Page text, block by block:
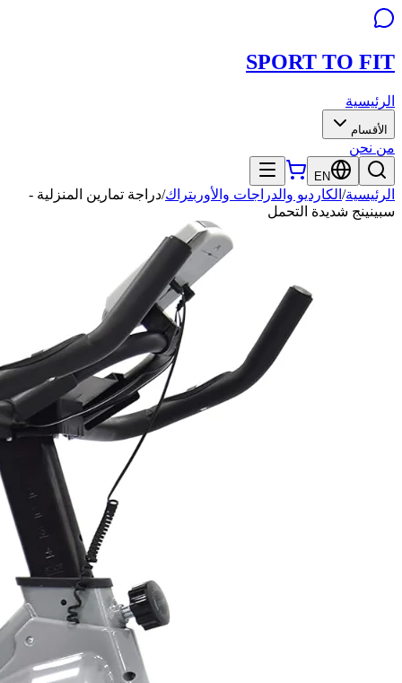
SPORT TO FIT
الرئيسية
الأقسام
من نحن
EN
الرئيسية/ الكارديو والدراجات والأوربتراك/دراجة تمارين المنزلية -
سبينينج شديدة التحمل